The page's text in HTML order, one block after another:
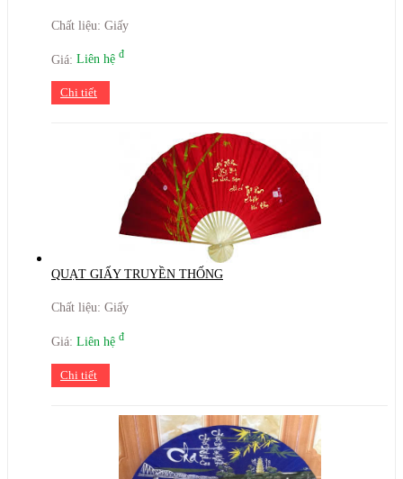
Chất liệu: Giấy
Giá: Liên hệ đ
Chi tiết
QUẠT GIẤY TRUYỀN THỐNG
Chất liệu: Giấy
Giá: Liên hệ đ
Chi tiết